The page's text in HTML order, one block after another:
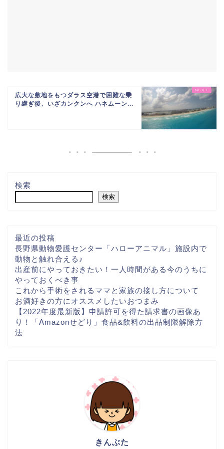
広大な敷地をもつダラス空港で困難な乗
り継ぎ後、いざカンクンへ ハネムーン...
検索
検索
最近の投稿
長野県動物愛護センター「ハローアニマル」施設内で
動物と触れ合える♪
出産前にやっておきたい！一人時間がある今のうちに
やっておくべき事
これから手術をされるママと家族の接し方について
お酒好きの方にオススメしたいおつまみ
【2022年度最新版】申請許可を得た請求書の画像あ
り！「Amazonせどり」食品&飲料の出品制限解除方
法
きんぶた